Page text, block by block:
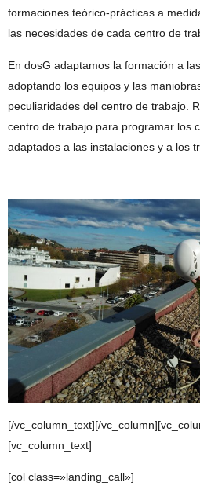
formaciones teórico-prácticas a
las necesidades de cada centro de
En dosG adaptamos la formación a
adoptando los equipos y las
peculiaridades del centro de trabajo.
centro de trabajo para programar los
adaptados a las instalaciones y a los
[/vc_column_text][/
[vc_column_text]
[col class=»landing_call»]